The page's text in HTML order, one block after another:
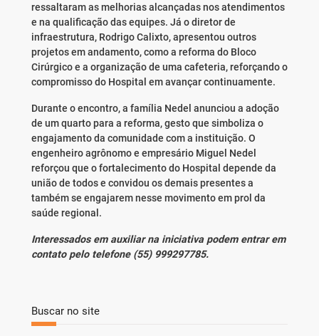
ressaltaram as melhorias alcançadas nos atendimentos
e na qualificação das equipes. Já o diretor de
infraestrutura, Rodrigo Calixto, apresentou outros
projetos em andamento, como a reforma do Bloco
Cirúrgico e a organização de uma cafeteria, reforçando o
compromisso do Hospital em avançar continuamente.
Durante o encontro, a família Nedel anunciou a adoção
de um quarto para a reforma, gesto que simboliza o
engajamento da comunidade com a instituição. O
engenheiro agrônomo e empresário Miguel Nedel
reforçou que o fortalecimento do Hospital depende da
união de todos e convidou os demais presentes a
também se engajarem nesse movimento em prol da
saúde regional.
Interessados em auxiliar na iniciativa podem entrar em
contato pelo telefone (55) 999297785.
Buscar no site